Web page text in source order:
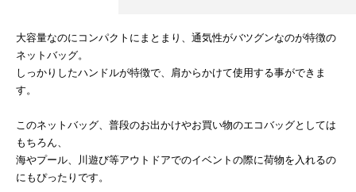
大容量なのにコンパクトにまとまり、通気性がバツグンなのが特徴の
ネットバッグ。
しっかりしたハンドルが特徴で、肩からかけて使用する事ができま
す。
このネットバッグ、普段のお出かけやお買い物のエコバッグとしては
もちろん、
海やプール、川遊び等アウトドアでのイベントの際に荷物を入れるの
にもぴったりです。